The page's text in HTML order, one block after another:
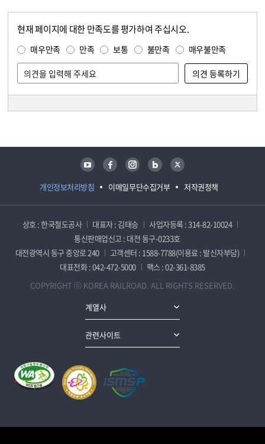
현재 페이지에 대한 만족도를 평가하여 주십시오.
매우만족 만족 보통 불만족 매우불만족
개인정보처리방침 이메일무단수집거부 저작권정책
유튜브 페이스북 인스타그램 블로그 트위터
상호 : 한국철도공사 대표자 : 김태승
사업자등록 : 314-82-10024
통신판매업신고 : 대전 동구-0233호
대전광역시 동구 중앙로 240
고객센터 : 1588-7788(이용료 : 발신자부담)
대표전화 : 042-472-5000
팩스 : 02-361-8385
COPYRIGHT ⓒ KOREA RAILROAD. ALL RIGHTS RESERVED.
계열사
관련사이트